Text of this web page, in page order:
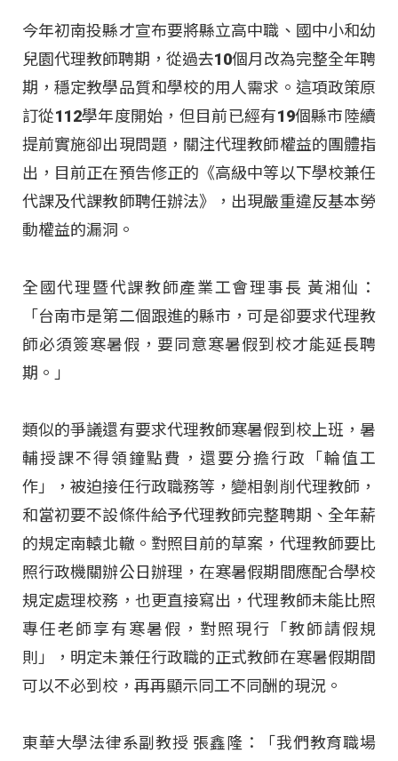
今年初南投縣才宣布要將縣立高中職、國中小和幼
兒園代理教師聘期，從過去10個月改為完整全年聘
期，穩定教學品質和學校的用人需求。這項政策原
訂從112學年度開始，但目前已經有19個縣市陸續
提前實施卻出現問題，關注代理教師權益的團體指
出，目前正在預告修正的《高級中等以下學校兼任
代課及代課教師聘任辦法》，出現嚴重違反基本勞
動權益的漏洞。
全國代理暨代課教師產業工會理事長 黃湘仙：
「台南市是第二個跟進的縣市，可是卻要求代理教
師必須簽寒暑假，要同意寒暑假到校才能延長聘
期。」
類似的爭議還有要求代理教師寒暑假到校上班，暑
輔授課不得領鐘點費，還要分擔行政「輪值工
作」，被迫接任行政職務等，變相剝削代理教師，
和當初要不設條件給予代理教師完整聘期、全年薪
的規定南轅北轍。對照目前的草案，代理教師要比
照行政機關辦公日辦理，在寒暑假期間應配合學校
規定處理校務，也更直接寫出，代理教師未能比照
專任老師享有寒暑假，對照現行「教師請假規
則」，明定未兼任行政職的正式教師在寒暑假期間
可以不必到校，再再顯示同工不同酬的現況。
東華大學法律系副教授 張鑫隆：「我們教育職場